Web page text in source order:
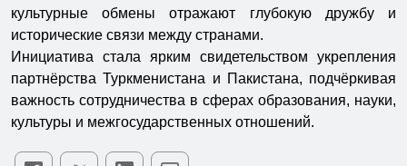
культурные обмены отражают глубокую дружбу и
исторические связи между странами.
Инициатива стала ярким свидетельством укрепления
партнёрства Туркменистана и Пакистана, подчёркивая
важность сотрудничества в сферах образования, науки,
культуры и межгосударственных отношений.